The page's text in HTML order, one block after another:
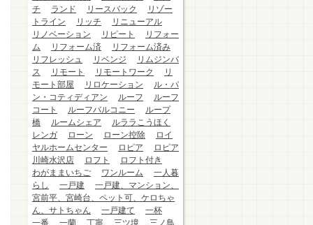
チ
ランド リースバック
リゾー
トライン
リッチ
リニューアル
リノベーション
リピート
リフォー
ム
リフォーム済
リフォーム済み
リフレッシュ
リベンジ
リムジンバ
ス
リモート リモートワーク
リ
モート部屋
リロケーション
ル・パ
ン・コティディアン
ルーフ
ルーフ
コート
ルーフバルコニー
ループ
橋
ルームシェア
ルララこうほく
レンガ
ローン ローン控除
ロイ
ヤルホームセンター
ロピア
ロピア
川崎水沢店
ロフト
ロフト付き
わがままいちご
ワンルーム
一人暮
らし
一戸建
一戸建、マンション、
宮前平、宮崎台、ペット可、ケロちゃ
ん、サトちゃん
一戸建て
一杯
一番
一蘭 丁寧 三ツ境
三ノ鳥